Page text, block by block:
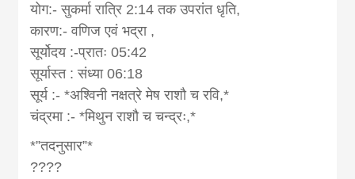
योग:- सुकर्मा रात्रि 2:14 तक उपरांत धृति,
कारण:- वणिज एवं भद्रा ,
सूर्योदय :-प्रातः 05:42
सूर्यास्त : संध्या 06:18
सूर्य :- *अश्विनी नक्षत्रे मेष राशौ च रवि,*
चंद्रमा :- *मिथुन राशौ च चन्द्रः,*
*”तदनुसार”*
????